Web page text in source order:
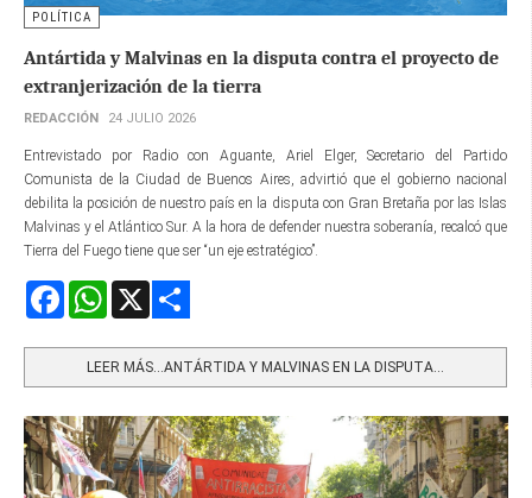
POLÍTICA
Antártida y Malvinas en la disputa contra el proyecto de
extranjerización de la tierra
REDACCIÓN 24 JULIO 2026
Entrevistado por Radio con Aguante, Ariel Elger, Secretario del Partido
Comunista de la Ciudad de Buenos Aires, advirtió que el gobierno nacional
debilita la posición de nuestro país en la disputa con Gran Bretaña por las Islas
Malvinas y el Atlántico Sur. A la hora de defender nuestra soberanía, recalcó que
Tierra del Fuego tiene que ser “un eje estratégico”.
FacebookWhatsApp
LEER MÁS…ANTÁRTIDA Y MALVINAS EN LA DISPUTA...